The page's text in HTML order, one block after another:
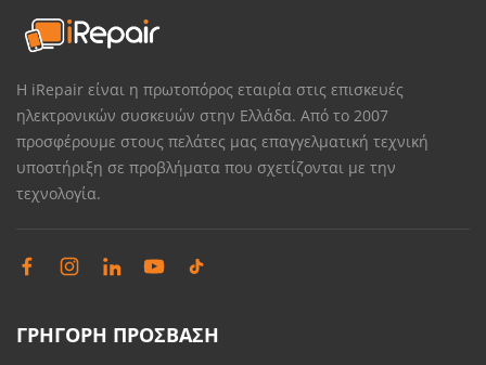
Η iRepair είναι η πρωτοπόρος εταιρία στις επισκευές
ηλεκτρονικών συσκευών στην Ελλάδα. Από το 2007
προσφέρουμε στους πελάτες μας επαγγελματική τεχνική
υποστήριξη σε προβλήματα που σχετίζονται με την
τεχνολογία.
ΓΡΗΓΟΡΗ ΠΡΟΣΒΑΣΗ